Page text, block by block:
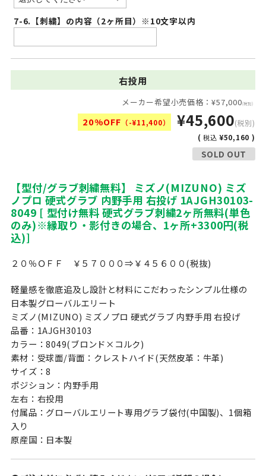
7-6.【刺繍】の内容（2ヶ所目）※10文字以内
右投用
メーカー希望小売価格：¥57,000(税別)
20%OFF （-¥11,400） ¥45,600(税別)
(税込 ¥50,160 )
SOLD OUT
【型付/グラブ刺繍無料】 ミズノ(MIZUNO) ミズ
ノプロ 硬式グラブ 内野手用 右投げ 1AJGH30103-
8049 [ 型付け無料 硬式グラブ刺繍2ヶ所無料(単色
のみ)※縁取り・影付きの場合、1ヶ所+3300円(税
込)]
２０％ＯＦＦ ￥５７０００⇒￥４５６００(税抜)
軽量感を徹底追及し設計と材料にこだわったシンプル仕様の
日本製グローバルエリート
ミズノ(MIZUNO) ミズノプロ 硬式グラブ 内野手用 右投げ
品番：1AJGH30103
カラー：8049(ブロンド×コルク)
素材：受球面/背面：クレストハイド(天然皮革：牛革)
サイズ：8
ポジション：内野手用
左右：右投用
付属品：グローバルエリート専用グラブ袋付(中国製)、1個箱
入り
原産国：日本製